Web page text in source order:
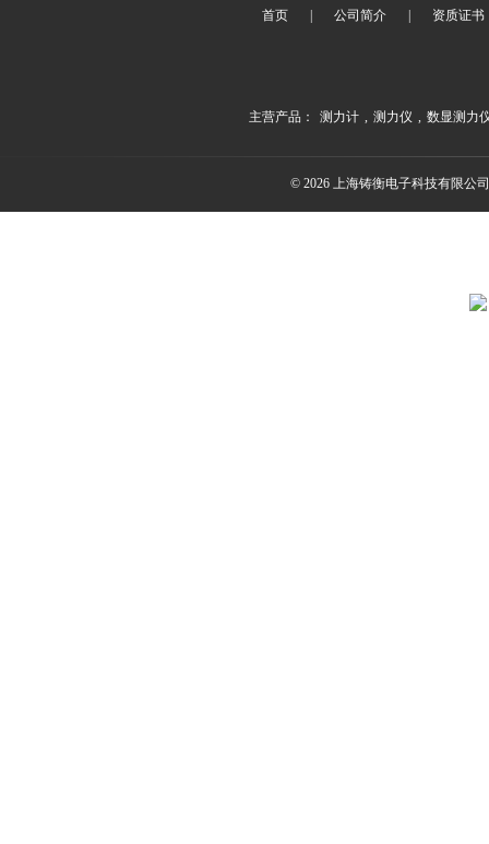
首页 公司简介 资质证书
主营产品： 测力计 , 测力仪 , 数显测力
© 2026 上海铸衡电子科技有限公